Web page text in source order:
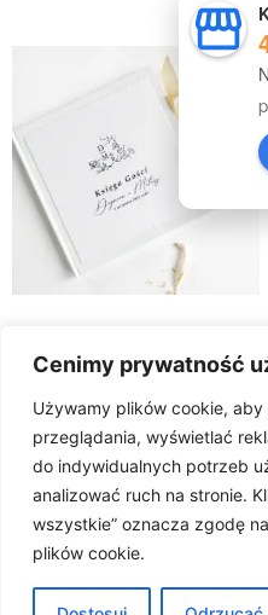
Cenimy prywatność
Używamy plików cookie,
przeglądania, wyświetlać
do indywidualnych potrzeb
analizować ruch na stronie.
wszystkie” oznacza zgodę
plików cookie.
100.00zł
Select Options
Wszelkie prawa
FAQ - wiedza na